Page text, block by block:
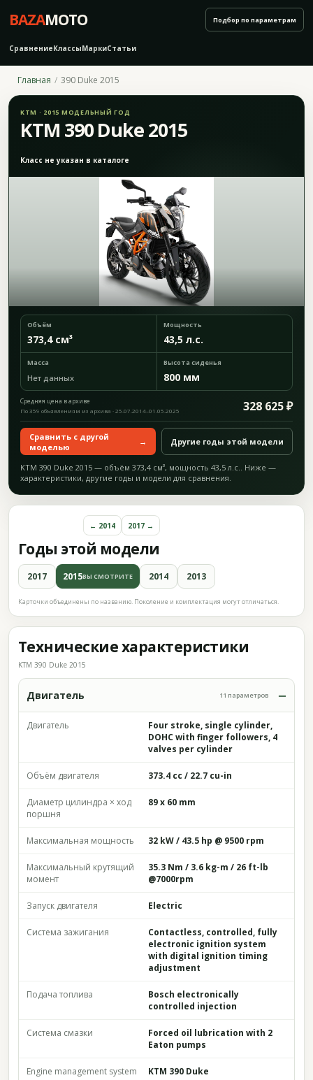
BAZAMOTO
СравнениеКлассыМаркиСтатьи
Подбор по параметрам
Главная 390 Duke 2015
KTM · 2015 МОДЕЛЬНЫЙ ГОД
KTM 390 Duke 2015
Класс не указан в каталоге
Объём
373,4 см³
Мощность
43,5 л.с.
Масса
Нет данных
Высота сиденья
800 мм
Средняя цена в архиве 328 625 ₽
По 359 объявлениям из архива · 25.07.2014–01.05.2025
Сравнить с другой
моделью
→ Другие годы этой модели
KTM 390 Duke 2015 — объём 373,4 см³, мощность 43,5 л.с.. Ниже —
характеристики, другие годы и модели для сравнения.
Годы этой модели
← 2014 2017 →
2017 2015ВЫ СМОТРИТЕ 2014 2013
Карточки объединены по названию. Поколение и комплектация могут отличаться.
Технические характеристики
KTM 390 Duke 2015
Двигатель 11 параметров
Двигатель
Four stroke, single cylinder,
DOHC with finger followers, 4
valves per cylinder
Объём двигателя 373.4 cc / 22.7 cu-in
Диаметр цилиндра × ход
поршня
89 x 60 mm
Максимальная мощность 32 kW / 43.5 hp @ 9500 rpm
Максимальный крутящий
момент
35.3 Nm / 3.6 kg-m / 26 ft-lb
@7000rpm
Запуск двигателя Electric
Система зажигания
Contactless, controlled, fully
electronic ignition system
with digital ignition timing
adjustment
Подача топлива
Bosch electronically
controlled injection
Система смазки
Forced oil lubrication with 2
Eaton pumps
Engine management system KTM 390 Duke